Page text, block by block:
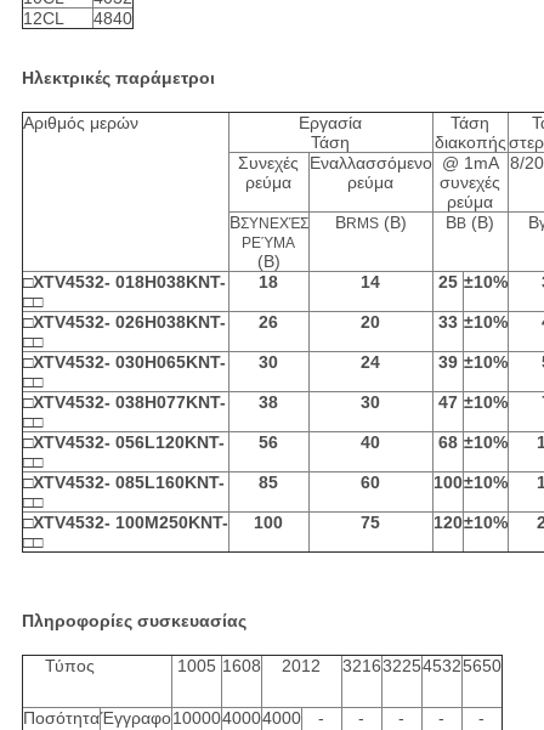
12CL
4840
Ηλεκτρικές παράμετροι
Αριθμός μερών
Εργασία
Τάση
Τάση
διακοπής
Συνεχές
ρεύμα
Εναλλασσόμενο
ρεύμα
@ 1mA
συνεχές
ρεύμα
8/
ΒΣΥΝΕΧΈΣ
ΡΕΎΜΑ
(Β)
ΒRMS(Β) ΒΒ (Β) Β
□XTV4532- 018H038KNT-
□□
18 14 25 ±10%
□XTV4532- 026H038KNT-
□□
26 20 33 ±10%
□XTV4532- 030H065KNT-
□□
30 24 39 ±10%
□XTV4532- 038H077KNT-
□□
38 30 47 ±10%
□XTV4532- 056L120KNT-
□□
56 40 68 ±10%
□XTV4532- 085L160KNT-
□□
85 60 100±10%
□XTV4532- 100M250KNT-
□□
100 75 120±10%
Πληροφορίες συσκευασίας
Τύπος 1005 1608 2012 3216322545325650
ΠοσότηταΈγγραφο1000040004000 - - - - -